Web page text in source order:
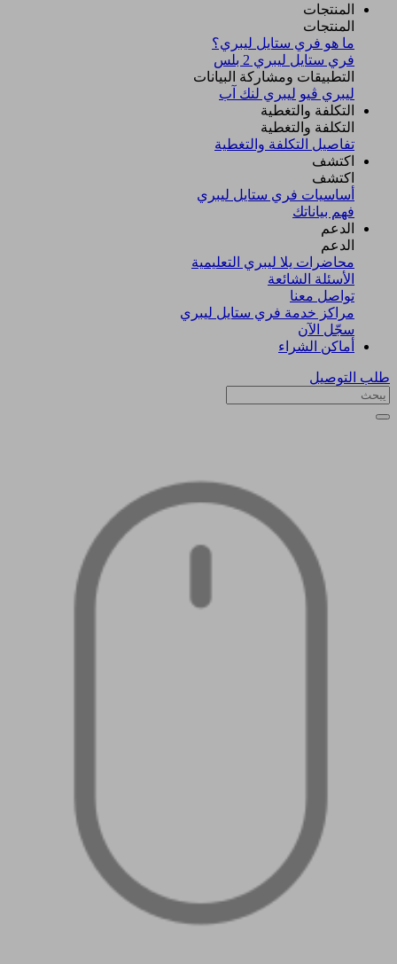
المنتجات
المنتجات
ما هو فري ستايل ليبري؟
فري ستايل ليبري 2 بلس​
التطبيقات ومشاركة البيانات
ليبري ڤيو ليبري لنك آب
التكلفة والتغطية
التكلفة والتغطية
تفاصيل التكلفة والتغطية
اكتشف​
اكتشف​
أساسيات فري ستايل ليبري
فهم بياناتك
الدعم
الدعم
محاضرات يلا ليبري التعليمية
الأسئلة الشائعة
تواصل معنا
مراكز خدمة فري ستايل ليبري
سجّل الآن​
أماكن الشراء
طلب التوصيل